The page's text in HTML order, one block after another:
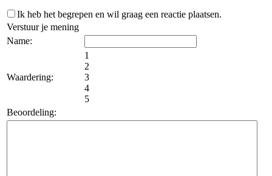
Ik heb het begrepen en wil graag een reactie plaatsen.
Verstuur je mening
Name:
Waardering:
1
2
3
4
5
Beoordeling: